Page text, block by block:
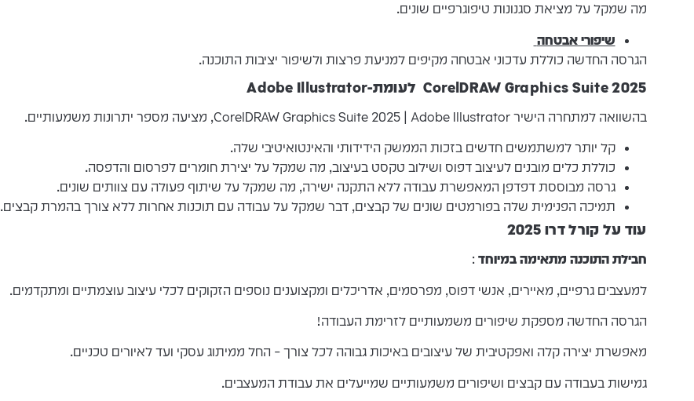
מה שמקל על מציאת סגנונות טיפוגרפיים שונים.
שיפורי אבטחה
הגרסה החדשה כוללת עדכוני אבטחה מקיפים למניעת פרצות ולשיפור יציבות התוכנה.
CorelDRAW Graphics Suite 2025 לעומת-Adobe Illustrator
בהשוואה למתחרה הישיר CorelDRAW Graphics Suite 2025 | Adobe Illustrator, מציעה מספר יתרונות משמעותיים.
קל יותר למשתמשים חדשים בזכות הממשק הידידותי והאינטואיטיבי שלה.
כוללת כלים מובנים לעיצוב דפוס ושילוב טקסט בעיצוב, מה שמקל על יצירת חומרים לפרסום והדפסה.
גרסה מבוססת דפדפן המאפשרת עבודה ללא התקנה ישירה, מה שמקל על שיתוף פעולה עם צוותים שונים.
תמיכה הפנימית שלה בפורמטים שונים של קבצים, דבר שמקל על עבודה עם תוכנות אחרות ללא צורך בהמרת קבצים.
עוד על קורל דרו 2025
חבילת התוכנה מתאימה במיוחד :
למעצבים גרפיים, מאיירים, אנשי דפוס, מפרסמים, אדריכלים ומקצוענים נוספים הזקוקים לכלי עיצוב עוצמתיים ומתקדמים.
הגרסה החדשה מספקת שיפורים משמעותיים לזרימת העבודה!
מאפשרת יצירה קלה ואפקטיבית של עיצובים באיכות גבוהה לכל צורך – החל ממיתוג עסקי ועד לאיורים טכניים.
גמישות בעבודה עם קבצים ושיפורים משמעותיים שמייעלים את עבודת המעצבים.